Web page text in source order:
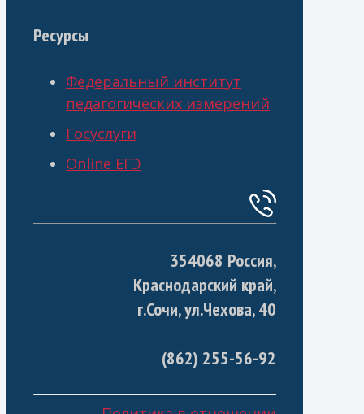
Ресурсы
Федеральный институт
педагогических измерений
Госуслуги
Online ЕГЭ
354068 Россия,
Краснодарский край,
г.Сочи, ул.Чехова, 40
(862) 255-56-92